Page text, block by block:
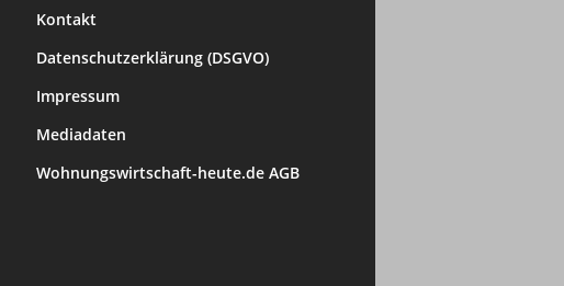
Kontakt
Datenschutzerklärung (DSGVO)
Impressum
Mediadaten
Wohnungswirtschaft-heute.de AGB